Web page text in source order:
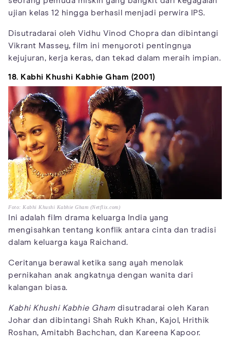
ujian kelas 12 hingga berhasil menjadi perwira IPS.
Disutradarai oleh Vidhu Vinod Chopra dan dibintangi
Vikrant Massey, film ini menyoroti pentingnya
kejujuran, kerja keras, dan tekad dalam meraih impian.
18. Kabhi Khushi Kabhie Gham (2001)
Foto: Kabhi Khushi Kabhie Gham (Netflix.com)
Ini adalah film drama keluarga India yang
mengisahkan tentang konflik antara cinta dan tradisi
dalam keluarga kaya Raichand.
Ceritanya berawal ketika sang ayah menolak
pernikahan anak angkatnya dengan wanita dari
kalangan biasa.
Kabhi Khushi Kabhie Gham disutradarai oleh Karan
Johar dan dibintangi Shah Rukh Khan, Kajol, Hrithik
Roshan, Amitabh Bachchan, dan Kareena Kapoor.